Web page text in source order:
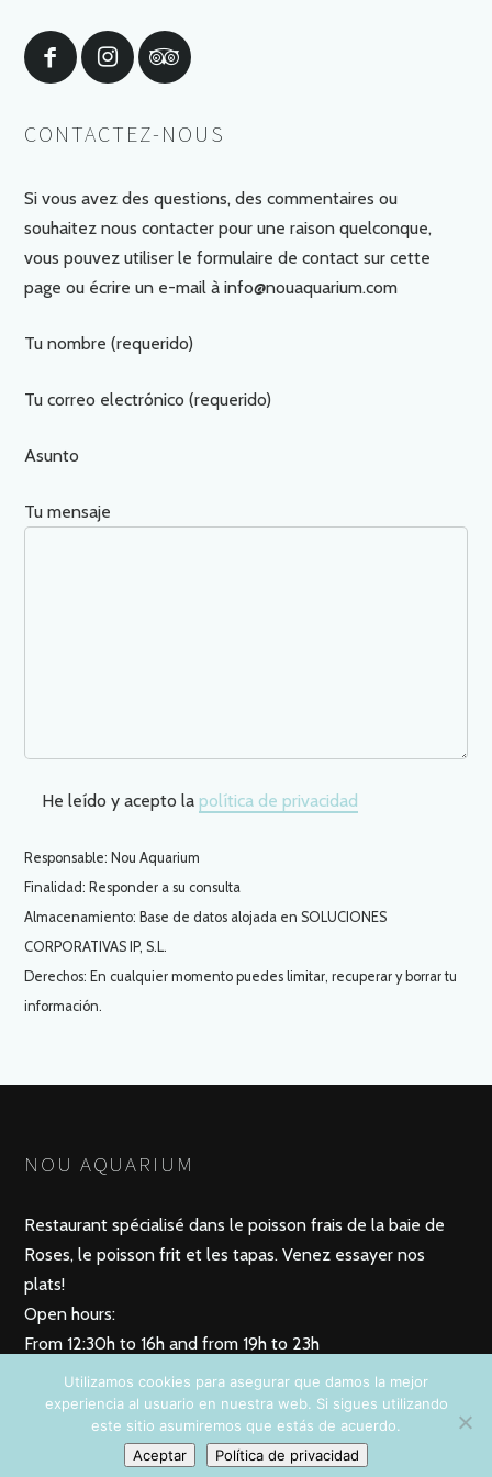
CONTACTEZ-NOUS
Si vous avez des questions, des commentaires ou
souhaitez nous contacter pour une raison quelconque,
vous pouvez utiliser le formulaire de contact sur cette
page ou écrire un e-mail à info@nouaquarium.com
Tu nombre (requerido)
Tu correo electrónico (requerido)
Asunto
Tu mensaje
He leído y acepto la política de privacidad
Responsable: Nou Aquarium
Finalidad: Responder a su consulta
Almacenamiento: Base de datos alojada en SOLUCIONES
CORPORATIVAS IP, S.L.
Derechos: En cualquier momento puedes limitar, recuperar y borrar tu
información.
NOU AQUARIUM
Restaurant spécialisé dans le poisson frais de la baie de
Roses, le poisson frit et les tapas. Venez essayer nos
plats!
Open hours:
From 12:30h to 16h and from 19h to 23h
Wednesday closed
Utilizamos cookies para asegurar que damos la mejor
experiencia al usuario en nuestra web. Si sigues utilizando
este sitio asumiremos que estás de acuerdo.
Aceptar
Política de privacidad